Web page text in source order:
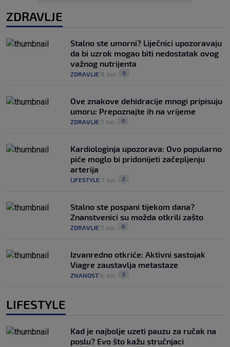
ZDRAVLJE
Stalno ste umorni? Liječnici upozoravaju
da bi uzrok mogao biti nedostatak ovog
važnog nutrijenta
ZDRAVLJE 8. kol. 0
Ove znakove dehidracije mnogi pripisuju
umoru: Prepoznajte ih na vrijeme
ZDRAVLJE 7. kol. 0
Kardiologinja upozorava: Ovo popularno
piće moglo bi pridonijeti začepljenju
arterija
LIFESTYLE 7. kol. 2
Stalno ste pospani tijekom dana?
Znanstvenici su možda otkrili zašto
ZDRAVLJE 7. kol. 0
Izvanredno otkriće: Aktivni sastojak
Viagre zaustavlja metastaze
ZNANOST 6. kol. 2
LIFESTYLE
Kad je najbolje uzeti pauzu za ručak na
poslu? Evo što kažu stručnjaci